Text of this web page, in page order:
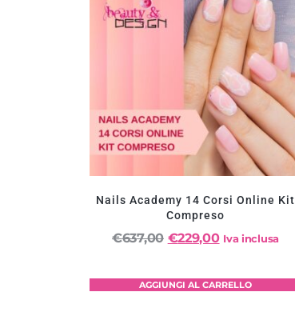
Nails Academy 14 Corsi Online Kit
Compreso
€637,00 €229,00 Iva inclusa
AGGIUNGI AL CARRELLO